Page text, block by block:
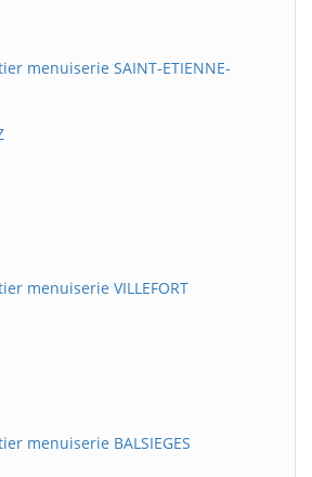
menuiserie SAINT-ETIENNE-
menuiserie VILLEFORT
menuiserie BALSIEGES